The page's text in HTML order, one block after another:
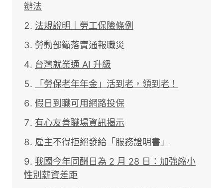
辦法
法規說明｜勞工保險條例
勞動部籲落實通報職災
台灣就業通 AI 升級
「勞保老年年金」活到老，領到老！
假日到職可用網路投保
有心友善職場資訊揭示
雇主不得拒絕發給「服務證明書」
我國今年同酬日為 2 月 28 日：加強縮小
性別薪資差距